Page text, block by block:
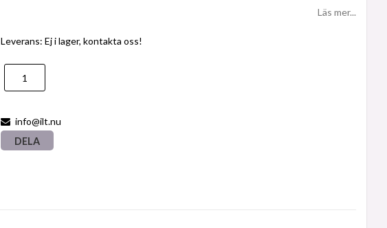
Läs mer...
Leverans:Ej i lager, kontakta oss!
info@ilt.nu
DELA